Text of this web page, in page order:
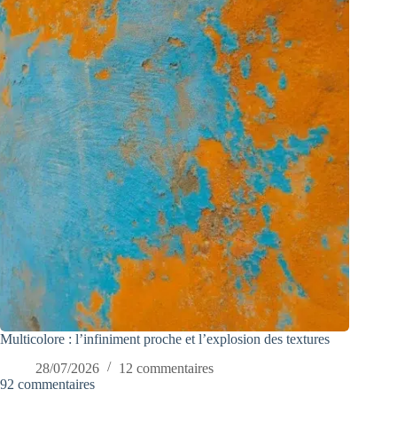
Multicolore : l’infiniment proche et l’explosion des textures
28/07/2026
12 commentaires
92 commentaires